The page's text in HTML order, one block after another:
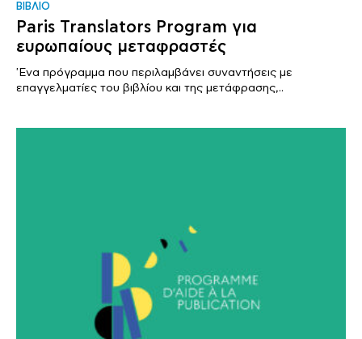
ΒΙΒΛΙΟ
Paris Translators Program για
ευρωπαίους μεταφραστές
'Ενα πρόγραμμα που περιλαμβάνει συναντήσεις με
επαγγελματίες του βιβλίου και της μετάφρασης,..